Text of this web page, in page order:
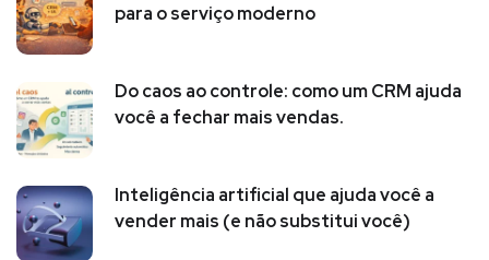
para o serviço moderno
Do caos ao controle: como um CRM ajuda
você a fechar mais vendas.
Inteligência artificial que ajuda você a
vender mais (e não substitui você)